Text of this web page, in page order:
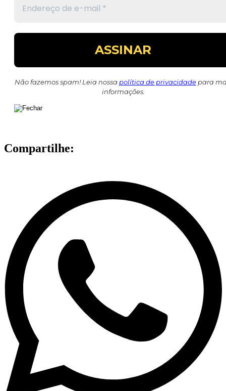
Não fazemos spam! Leia nossa política de privacidadepara
informações.
Compartilhe: